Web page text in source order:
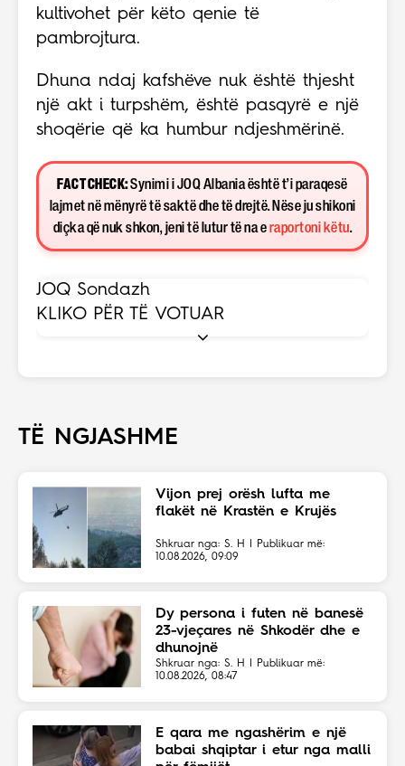
kultivohet për këto qenie të
pambrojtura.
Dhuna ndaj kafshëve nuk është thjesht
një akt i turpshëm, është pasqyrë e një
shoqërie që ka humbur ndjeshmërinë.
FACT CHECK:Synimi i JOQ Albania është t’i paraqesë
lajmet në mënyrë të saktë dhe të drejtë. Nëse ju shikoni
diçka që nuk shkon, jeni të lutur të na e raportoni këtu.
JOQ Sondazh
KLIKO PËR TË VOTUAR
TË NGJASHME
Vijon prej orësh lufta me
flakët në Krastën e Krujës
Shkruar nga: S. H | Publikuar më:
10.08.2026, 09:09
Dy persona i futen në banesë
23-vjeçares në Shkodër dhe e
dhunojnë
Shkruar nga: S. H | Publikuar më:
10.08.2026, 08:47
E qara me ngashërim e një
babai shqiptar i etur nga malli